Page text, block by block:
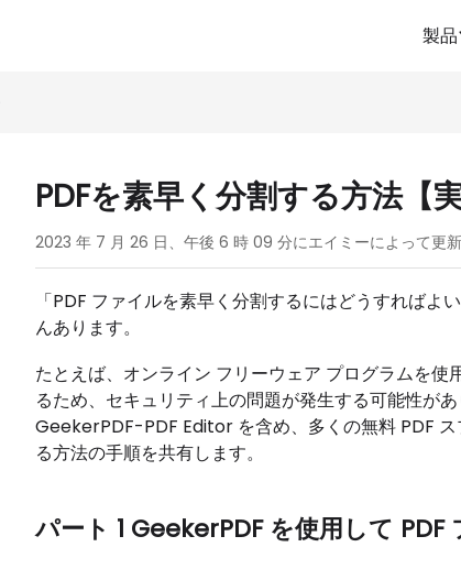
製品
PDFを素早く分割する方法【実
2023 年 7 月 26 日、午後 6 時 09 分にエイミーによって更
「PDF ファイルを素早く分割するにはどうすれば
んあります。
たとえば、オンライン フリーウェア プログラムを
るため、セキュリティ上の問題が発生する可能性が
GeekerPDF-PDF Editor を含め、多くの無料 PDF
る方法の手順を共有します。
パート 1 GeekerPDF を使用して